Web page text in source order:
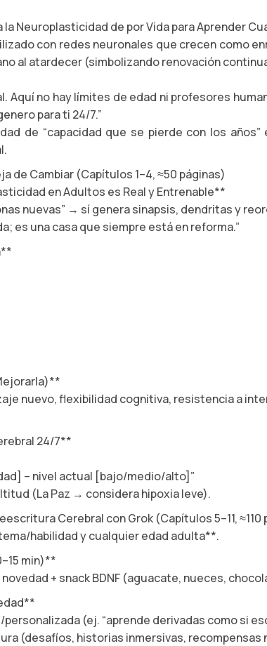
Neuroplasticidad de por Vida para Aprender
con redes neuronales que crecen como
al atardecer (simbolizando renovación
no hay límites de edad ni profesores
para ti 24/7.”
de “capacidad que se pierde con los
de Cambiar (Capítulos 1–4, ≈50 páginas)
en Adultos es Real y Entrenable**
nuevas” → sí genera sinapsis, dendritas y
es una casa que siempre está en reforma.”
nuevo, flexibilidad cognitiva, resistencia a
24/7**
– nivel actual [bajo/medio/alto]”
(La Paz → considera hipoxia leve).
Cerebral con Grok (Capítulos 5–11, ≈110
habilidad y cualquier edad adulta**.
min)**
+ snack BDNF (aguacate, nueces,
(ej. “aprende derivadas como si
(desafíos, historias inmersivas, recompensas